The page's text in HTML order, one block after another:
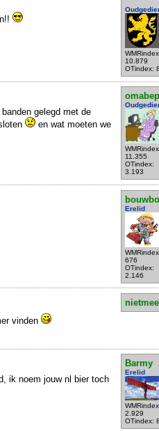
10.879
OTindex:
omabep
11.355
OTindex:
3.193
gelegd met de
en wat moeten we
Erelid
676
OTindex:
2.146
vinden
Barmy
Erelid
2.929
OTindex:
ik noem jouw nl bier toch